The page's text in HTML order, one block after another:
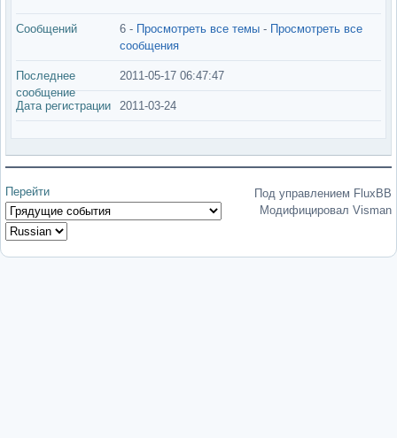
Сообщений 6 - Просмотреть все темы - Просмотреть все
сообщения
Последнее
сообщение
2011-05-17 06:47:47
Дата регистрации 2011-03-24
Перейти
Под управлением FluxBB
Модифицировал Visman